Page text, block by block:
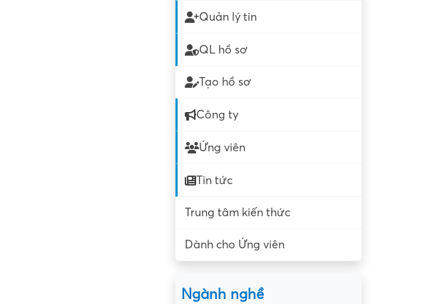
Quản lý tin
QL hồ sơ
Tạo hồ sơ
Công ty
Ứng viên
Tin tức
Trung tâm kiến thức
Dành cho Ứng viên
Ngành nghề